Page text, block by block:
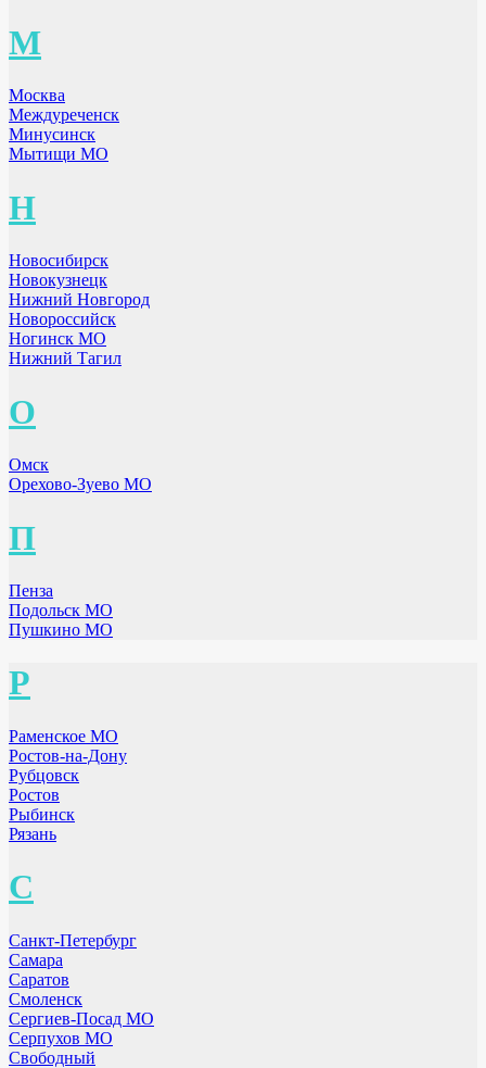
М
Москва
Междуреченск
Минусинск
Мытищи МО
Н
Новосибирск
Новокузнецк
Нижний Новгород
Новороссийск
Ногинск МО
Нижний Тагил
О
Омск
Орехово-Зуево МО
П
Пенза
Подольск МО
Пушкино МО
Р
Раменское МО
Ростов-на-Дону
Рубцовск
Ростов
Рыбинск
Рязань
С
Санкт-Петербург
Самара
Саратов
Смоленск
Сергиев-Посад МО
Серпухов МО
Свободный